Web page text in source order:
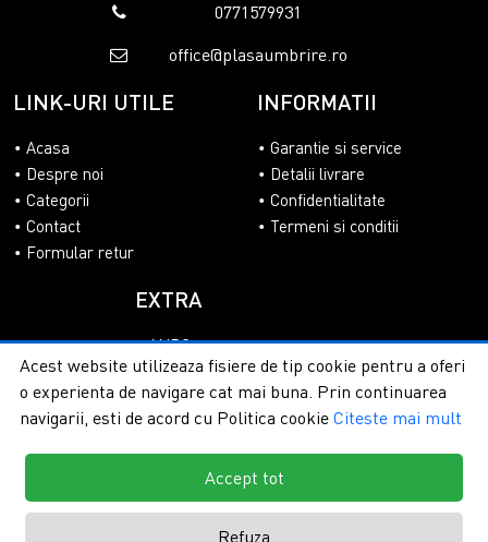
0771579931
office@plasaumbrire.ro
LINK-URI UTILE
Acasa
Despre noi
Categorii
Contact
Formular retur
INFORMATII
Garantie si service
Detalii livrare
Confidentialitate
Termeni si conditii
EXTRA
ANPC
SOL
Copyright © 2026 - PlasaUmbrire.ro | Toate drepturile
rezervate.Creare magazine online by ITeXclusiv.ro
Acest website utilizeaza fisiere de tip cookie pentru a oferi
o experienta de navigare cat mai buna. Prin continuarea
navigarii, esti de acord cu Politica cookie Citeste mai mult
Accept tot
Refuza